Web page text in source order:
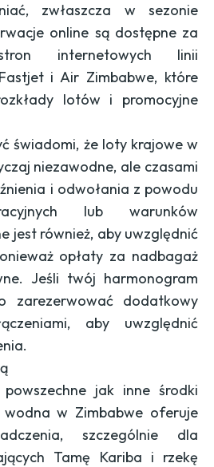
zwłaszcza w sezonie
online są dostępne za
internetowych linii
FastjetiAir Zimbabwe, które
lotów i promocyjne
świadomi, że loty krajowe w
niezawodne, ale czasami
i odwołania z powodu
lub warunków
jest również, aby uwzględnić
opłaty za nadbagaż
Jeśli twój harmonogram
zarezerwować dodatkowy
aby uwzględnić
jak inne środki
w Zimbabwe oferuje
szczególnie dla
Tamę Kariba i rzekę